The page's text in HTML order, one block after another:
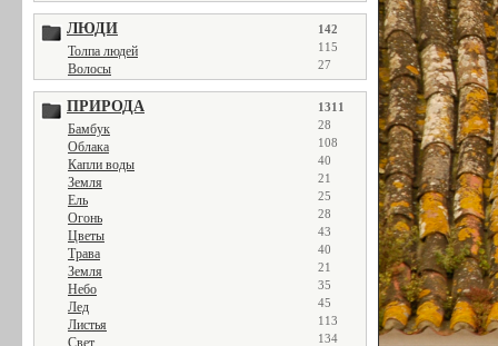
ЛЮДИ 142
Толпа людей 115
Волосы 27
ПРИРОДА 1311
Бамбук 28
Облака 108
Капли воды 40
Земля 21
Ель 25
Огонь 28
Цветы 43
Трава 40
Земля 21
Небо 35
Лед 45
Листья 113
Свет 134